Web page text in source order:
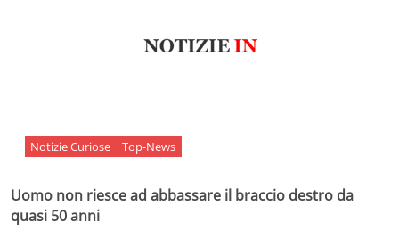
Notizie Curiose Top-News
Uomo non riesce ad abbassare il braccio destro da
quasi 50 anni